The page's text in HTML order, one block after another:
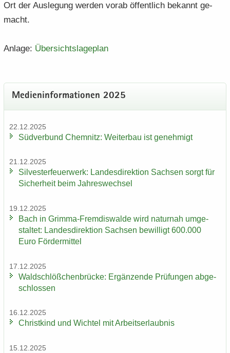
Ort der Aus­le­gung wer­den vorab öf­fent­lich be­kannt ge­
macht.
An­la­ge: Über­sichts­la­ge­plan
Me­di­en­in­for­ma­tio­nen 2025
22.12.2025
Süd­ver­bund Chem­nitz: Wei­ter­bau ist ge­neh­migt
21.12.2025
Sil­ves­ter­feu­er­werk: Lan­des­di­rek­ti­on Sach­sen sorgt für
Si­cher­heit beim Jah­res­wech­sel
19.12.2025
Bach in Grimma-​Fremdiswalde wird na­tur­nah um­ge­
stal­tet: Lan­des­di­rek­ti­on Sach­sen be­wil­ligt 600.000
Euro För­der­mit­tel
17.12.2025
Wald­schlöß­chen­brü­cke: Er­gän­zen­de Prü­fun­gen ab­ge­
schlos­sen
16.12.2025
Christ­kind und Wich­tel mit Ar­beits­er­laub­nis
15.12.2025